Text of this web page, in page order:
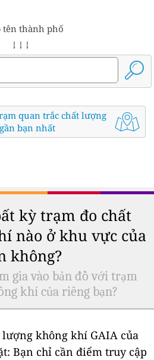
tên thành phố
↓ ↓ ↓
quan trắc chất lượng
bạn nhất
kỳ trạm đo chất
nào ở khu vực của
không?
gia vào bản đồ với trạm
khí của riêng bạn?
không khí GAIA của
Bạn chỉ cần điểm truy cập